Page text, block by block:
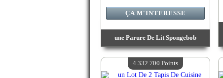
une Parure De Lit Spongebob
Valeur :4 432 300 Points
Quantité Disponible :4
ÇA M'INTERESSE
4.332.700 Points